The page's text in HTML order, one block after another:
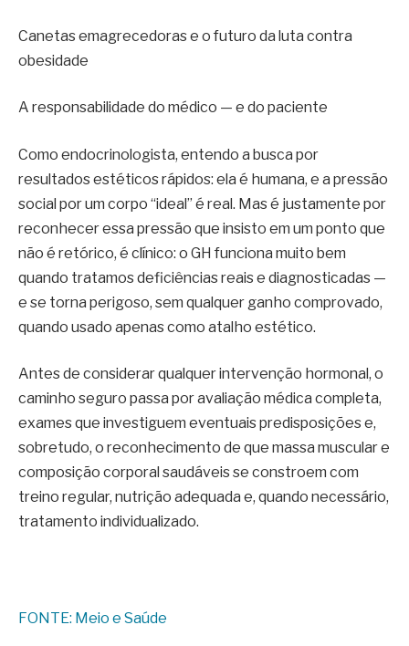
Canetas emagrecedoras e o futuro da luta contra
obesidade
A responsabilidade do médico — e do paciente
Como endocrinologista, entendo a busca por
resultados estéticos rápidos: ela é humana, e a pressão
social por um corpo “ideal” é real. Mas é justamente por
reconhecer essa pressão que insisto em um ponto que
não é retórico, é clínico: o GH funciona muito bem
quando tratamos deficiências reais e diagnosticadas —
e se torna perigoso, sem qualquer ganho comprovado,
quando usado apenas como atalho estético.
Antes de considerar qualquer intervenção hormonal, o
caminho seguro passa por avaliação médica completa,
exames que investiguem eventuais predisposições e,
sobretudo, o reconhecimento de que massa muscular e
composição corporal saudáveis se constroem com
treino regular, nutrição adequada e, quando necessário,
tratamento individualizado.
FONTE: Meio e Saúde